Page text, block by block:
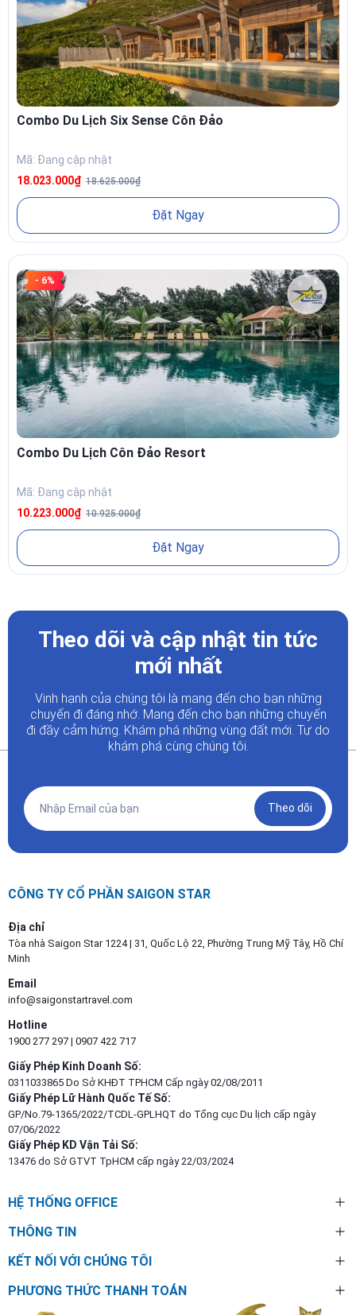
Combo Du Lịch Six Sense Côn Đảo
Mã: Đang cập nhật
18.023.000₫ 18.625.000₫
Đặt Ngay
- 6%
Combo Du Lịch Côn Đảo Resort
Mã: Đang cập nhật
10.223.000₫ 10.925.000₫
Đặt Ngay
Theo dõi và cập nhật tin tức
mới nhất
Vinh hạnh của chúng tôi là mang đến cho bạn những
chuyến đi đáng nhớ. Mang đến cho bạn những chuyến
đi đầy cảm hứng. Khám phá những vùng đất mới. Tự do
khám phá cùng chúng tôi.
Theo dõi
CÔNG TY CỔ PHẦN SAIGON STAR
Địa chỉ
Tòa nhà Saigon Star 1224 | 31, Quốc Lộ 22, Phường Trung Mỹ Tây, Hồ Chí
Minh
Email
info@saigonstartravel.com
Hotline
1900 277 297 | 0907 422 717
Giấy Phép Kinh Doanh Số:
0311033865 Do Sở KHĐT TPHCM Cấp ngày 02/08/2011
Giấy Phép Lữ Hành Quốc Tế Số:
GP/No.79-1365/2022/TCDL-GPLHQT do Tổng cục Du lịch cấp ngày
07/06/2022
Giấy Phép KD Vận Tải Số:
13476 do Sở GTVT TpHCM cấp ngày 22/03/2024
HỆ THỐNG OFFICE
THÔNG TIN
KẾT NỐI VỚI CHÚNG TÔI
PHƯƠNG THỨC THANH TOÁN